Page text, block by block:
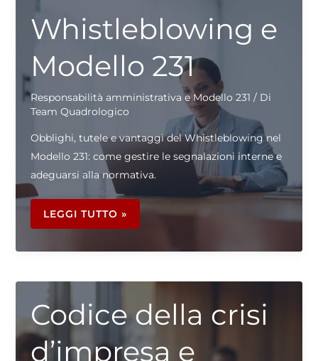
Whistleblowing e
Modello 231
Responsabilità amministrativa e Modello 231 / Di
Team Quadrologico
Obblighi, tutele e vantaggi del Whistleblowing nel
Modello 231: come gestire le segnalazioni interne e
adeguarsi alla normativa.
WHISTLEBLOWING
E
231
LEGGI TUTTO »
Codice della crisi
d’impresa e